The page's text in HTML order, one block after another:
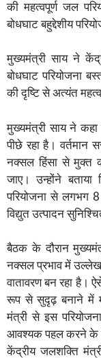
की महत्वपूर्ण जल
बोधघाट बहुद्देशीय
मुख्यमंत्री साय ने
बोधघाट परियोजना
की दृष्टि से अत्यंत
मुख्यमंत्री साय ने
पीछे रहा है। वर्तमान
नक्सल हिंसा से मुक्त
जाए। उन्होंने बताया
परियोजना से लगभग
विद्युत उत्पादन
बैठक के दौरान
नक्सल प्रभाव में
वातावरण बन रहा है।
रूप से सुदृढ़ बनाने में
मंत्री से इस
आवश्यक पहल करने के
केंद्रीय जलशक्ति